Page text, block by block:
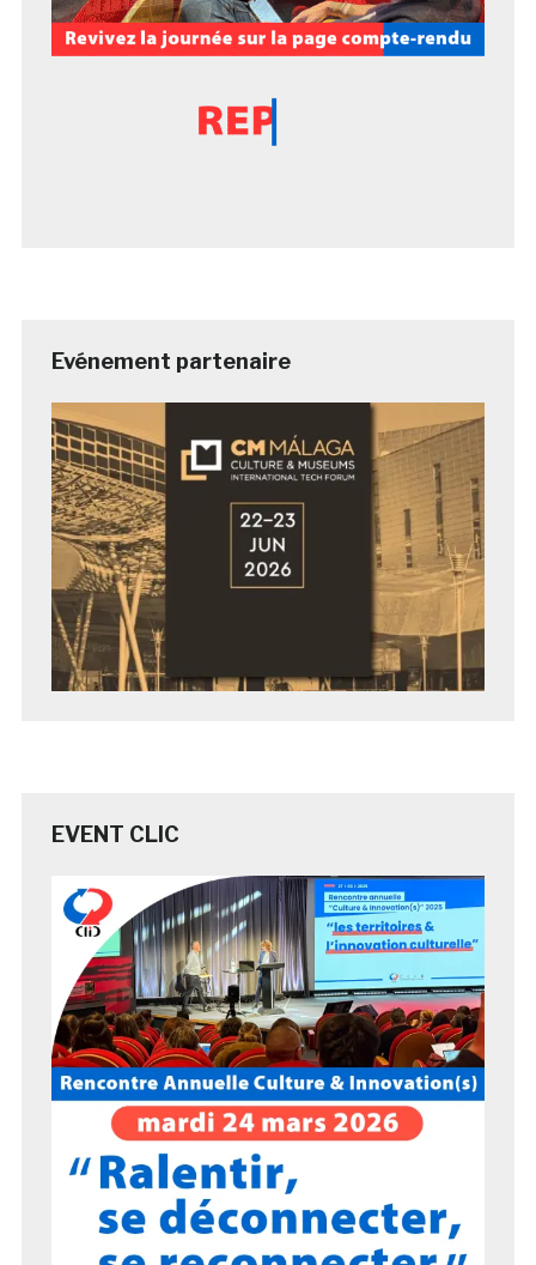
Evénement partenaire
EVENT CLIC